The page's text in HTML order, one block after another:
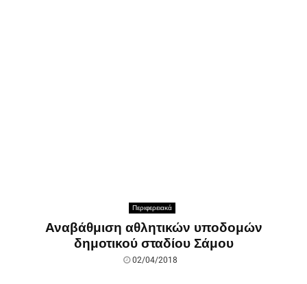
Περιφερειακά
Αναβάθμιση αθλητικών υποδομών
δημοτικού σταδίου Σάμου
02/04/2018